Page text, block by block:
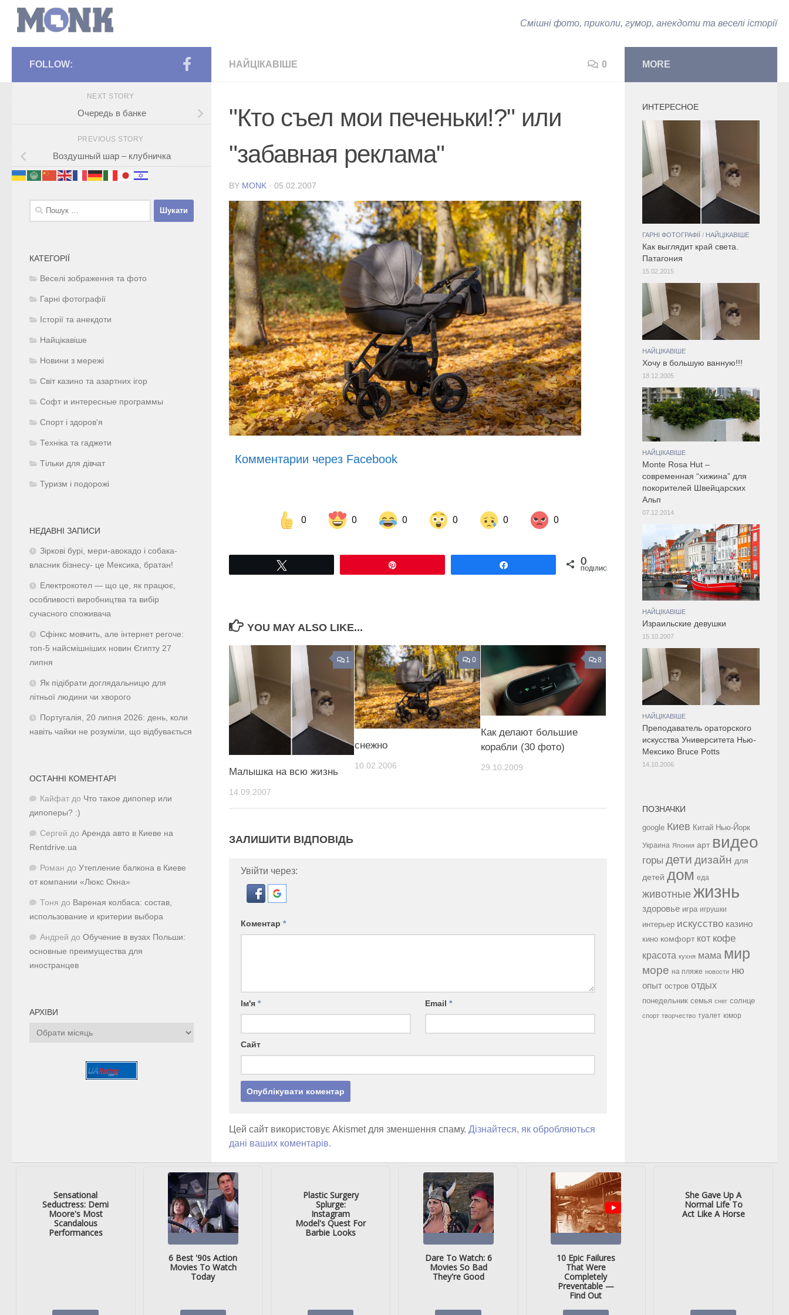
Смішні фото, приколи, гумор, анекдоти та веселі історії
НАЙЦІКАВІШЕ 0
"Кто съел мои печеньки!?" или
"забавная реклама"
BY MONK · 05.02.2007
Комментарии через Facebook
0 0 0 0 0 0
Share on Facebook Share on LinkedIn Share on Twitter 0
ПОДІЛИСЬ
YOU MAY ALSO LIKE...
1
Малышка на всю жизнь
14.09.2007
0
снежно
10.02.2006
8
Как делают большие
корабли (30 фото)
29.10.2009
ЗАЛИШИТИ ВІДПОВІДЬ
Увійти через:
Коментар *
Ім'я * Email*
Сайт
Цей сайт використовує Akismet для зменшення спаму. Дізнайтеся, як обробляються
дані ваших коментарів.
FOLLOW:
NEXT STORY
Очередь в банке
PREVIOUS STORY
Воздушный шар – клубничка
Пошук:
КАТЕГОРІЇ
Веселі зображення та фото
Гарні фотографії
Історії та анекдоти
Найцікавіше
Новини з мережі
Світ казино та азартних ігор
Софт и интересные программы
Спорт і здоров'я
Техніка та гаджети
Тільки для дівчат
Туризм і подорожі
НЕДАВНІ ЗАПИСИ
Зіркові бурі, мери-авокадо і собака-
власник бізнесу- це Мексика, братан!
Електрокотел — що це, як працює,
особливості виробництва та вибір
сучасного споживача
Сфінкс мовчить, але інтернет регоче:
топ-5 найсмішніших новин Єгипту 27
липня
Як підібрати доглядальницю для
літньої людини чи хворого
Португалія, 20 липня 2026: день, коли
навіть чайки не розуміли, що відбувається
ОСТАННІ КОМЕНТАРІ
Кайфат до Что такое дипопер или
дипоперы? :)
Сергей до Аренда авто в Киеве на
Rentdrive.ua
Роман до Утепление балкона в Киеве
от компании «Люкс Окна»
Тоня до Вареная колбаса: состав,
использование и критерии выбора
Андрей до Обучение в вузах Польши:
основные преимущества для
иностранцев
АРХІВИ
Архіви
MORE
ИНТЕРЕСНОЕ
ГАРНІ ФОТОГРАФІЇ / НАЙЦІКАВІШЕ
Как выглядит край света.
Патагония
15.02.2015
НАЙЦІКАВІШЕ
Хочу в большую ванную!!!
18.12.2005
НАЙЦІКАВІШЕ
Monte Rosa Hut –
современная “хижина” для
покорителей Швейцарских
Альп
07.12.2014
НАЙЦІКАВІШЕ
Израильские девушки
15.10.2007
НАЙЦІКАВІШЕ
Преподаватель ораторского
искусства Университета Нью-
Мексико Bruce Potts
14.10.2006
ПОЗНАЧКИ
google Киев Китай Нью-Йорк
Украина Япония арт видео
горы дети дизайн для
детей дом еда
животные жизнь
здоровье игра игрушки
интерьер искусство казино
кино комфорт кот кофе
красота кухня мама мир
море на пляже новости ню
опыт остров отдых
понедельник семья снег солнце
спорт творчество туалет юмор